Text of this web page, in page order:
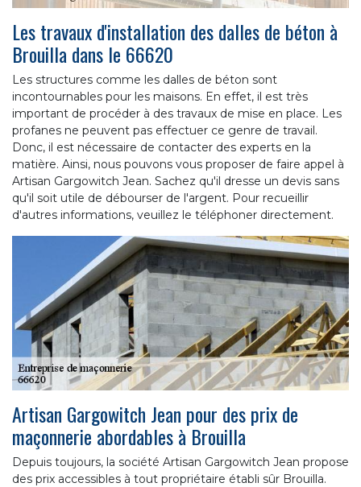
Les travaux d'installation des dalles de béton à
Brouilla dans le 66620
Les structures comme les dalles de béton sont
incontournables pour les maisons. En effet, il est très
important de procéder à des travaux de mise en place. Les
profanes ne peuvent pas effectuer ce genre de travail.
Donc, il est nécessaire de contacter des experts en la
matière. Ainsi, nous pouvons vous proposer de faire appel à
Artisan Gargowitch Jean. Sachez qu'il dresse un devis sans
qu'il soit utile de débourser de l'argent. Pour recueillir
d'autres informations, veuillez le téléphoner directement.
Artisan Gargowitch Jean pour des prix de
maçonnerie abordables à Brouilla
Depuis toujours, la société Artisan Gargowitch Jean propose
des prix accessibles à tout propriétaire établi sûr Brouilla.